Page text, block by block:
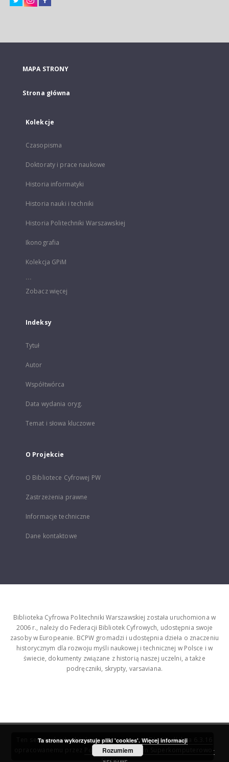
MAPA STRONY
Strona główna
Kolekcje
Czasopisma
Doktoraty i prace naukowe
Historia informatyki
Historia nauki i techniki
Historia Politechniki Warszawskiej
Ikonografia
Kolekcja GPiM
...
Zobacz więcej
Indeksy
Tytuł
Autor
Współtwórca
Data wydania oryg.
Temat i słowa kluczowe
O Projekcie
O Bibliotece Cyfrowej PW
Zastrzeżenia prawne
Informacje techniczne
Dane kontaktowe
Biblioteka Cyfrowa Politechniki Warszawskiej została uruchomiona w
2006 r., należy do Federacji Bibliotek Cyfrowych, udostępnia swoje
zasoby w Europeanie. BCPW gromadzi i udostępnia dzieła o znaczeniu
historycznym dla rozwoju myśli naukowej i technicznej w Polsce i w
świecie, dokumenty związane z historią naszej uczelni, a także
podręczniki, skrypty, varsaviana.
Ten serwis działa dzięki oprogramowaniuDInGO dLibra 6.3.16
Poznańskie Centrum Superkomputerowo-
Sieciowe
Ta strona wykorzystuje pliki 'cookies'. Więcej informacji
Rozumiem